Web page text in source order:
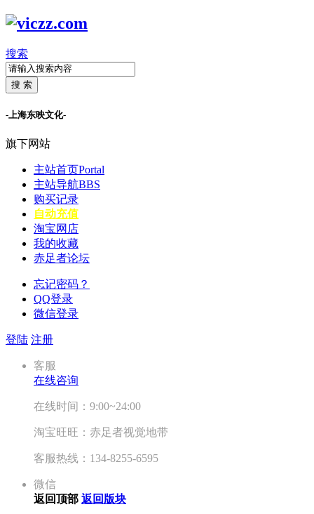
搜索
搜 索
-上海东映文化-
旗下网站
主站首页Portal
主站导航BBS
购买记录
自动充值
淘宝网店
我的收藏
赤足者论坛
忘记密码？
QQ登录
微信登录
登陆 注册
客服
在线咨询
在线时间：9:00~24:00
淘宝旺旺：赤足者视觉地带
客服热线：134-8255-6595
微信
返回顶部 返回版块